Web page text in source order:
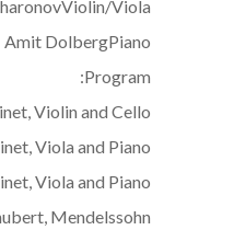
Viola
Amit DolbergPiano
Program:
Violin and Cello
Viola and Piano
Viola and Piano
Mendelssohn